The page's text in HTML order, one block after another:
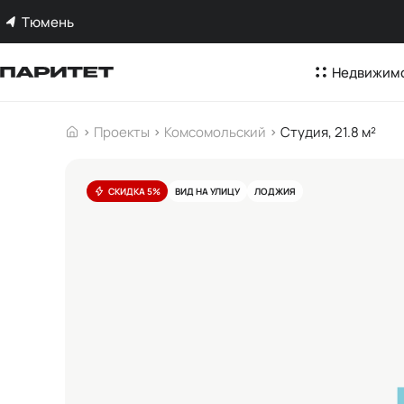
Тюмень
Проекты Комсомольский Студия, 21.8 м²
СКИДКА 5% ВИД НА УЛИЦУ ЛОДЖИЯ